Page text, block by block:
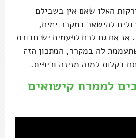
האלו שאם אין בשבילם
להישאר במקרר ימים,
אז אם גם לכם לפעמים יש חבורת
לה במקרר, המתכון הזה
בקלות למנה מזינה וכיפית.
לממרח קישואים